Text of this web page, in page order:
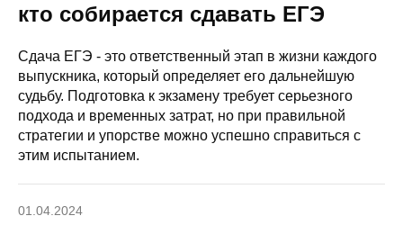
кто собирается сдавать ЕГЭ
Сдача ЕГЭ - это ответственный этап в жизни каждого
выпускника, который определяет его дальнейшую
судьбу. Подготовка к экзамену требует серьезного
подхода и временных затрат, но при правильной
стратегии и упорстве можно успешно справиться с
этим испытанием.
01.04.2024